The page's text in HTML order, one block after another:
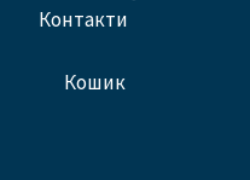
контакти
кошик